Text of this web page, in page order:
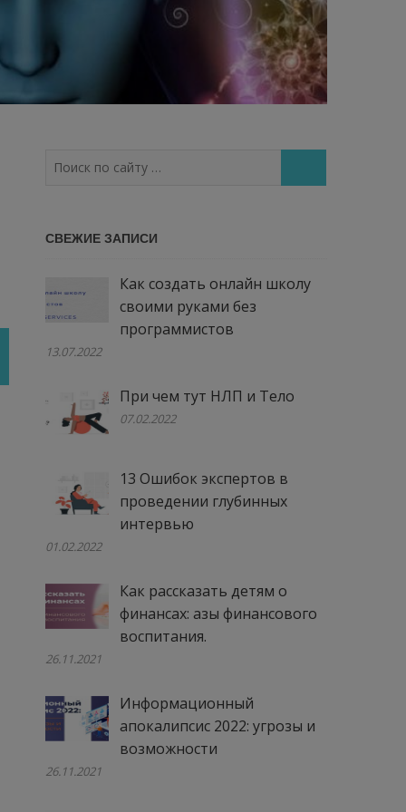
по
СВЕЖИЕ ЗАПИСИ
Как создать онлайн школу
своими руками без
программистов
13.07.2022
При чем тут НЛП и Тело
07.02.2022
13 Ошибок экспертов в
проведении глубинных
интервью
01.02.2022
Как рассказать детям о
финансах: азы финансового
воспитания.
26.11.2021
Информационный
апокалипсис 2022: угрозы и
возможности
26.11.2021